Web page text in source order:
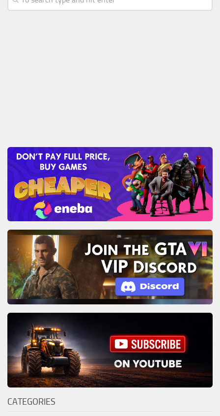
CATEGORIES